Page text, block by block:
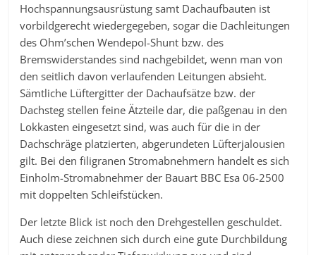
Hochspannungsausrüstung samt Dachaufbauten ist
vorbildgerecht wiedergegeben, sogar die Dachleitungen
des Ohm’schen Wendepol-Shunt bzw. des
Bremswiderstandes sind nachgebildet, wenn man von
den seitlich davon verlaufenden Leitungen absieht.
Sämtliche Lüftergitter der Dachaufsätze bzw. der
Dachsteg stellen feine Ätzteile dar, die paßgenau in den
Lokkasten eingesetzt sind, was auch für die in der
Dachschräge platzierten, abgerundeten Lüfterjalousien
gilt. Bei den filigranen Stromabnehmern handelt es sich
Einholm-Stromabnehmer der Bauart BBC Esa 06-2500
mit doppelten Schleifstücken.
Der letzte Blick ist noch den Drehgestellen geschuldet.
Auch diese zeichnen sich durch eine gute Durchbildung